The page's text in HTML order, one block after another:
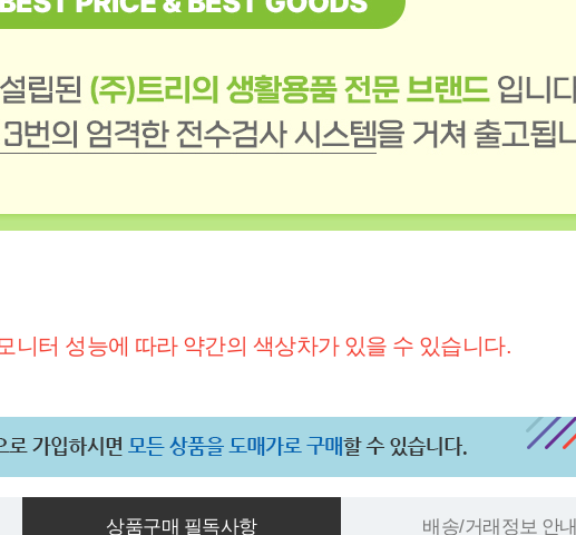
니터 성능에 따라 약간의 색상차가 있을 수 있습니다.
상품구매 필독사항 배송/거래정보 안내